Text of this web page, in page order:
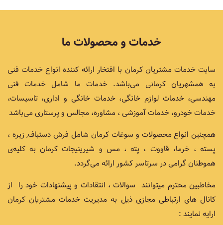
خدمات و محصولات ما
سایت خدمات مشتریان کرمان با افتخار ارائه کننده انواع خدمات فنی
به همشهریان کرمانی می‌باشد. خدمات ما شامل خدمات فنی
مهندسی، خدمات لوازم خانگی، خدمات خانگی و اداری، تاسیسات،
خدمات خودرو، خدمات آموزشی ، مشاوره، مجالس و پرستاری می‌باشد
همچنین انواع محصولات و سوغات کرمان شامل فرش دستباف, زیره ،
پسته ، خرما، قاووت ، پته ، مس و شیرینیجات کرمان به کلیه‌ی
هموطنان گرامی در سرتاسر کشور ارائه می‌گردد.
مخاطبین محترم میتوانند سوالات ، انتقادات و پیشنهادات خود را از
کانال های ارتباطی مجازی ذیل به مدیریت خدمات مشتریان کرمان
ارایه نمایند :